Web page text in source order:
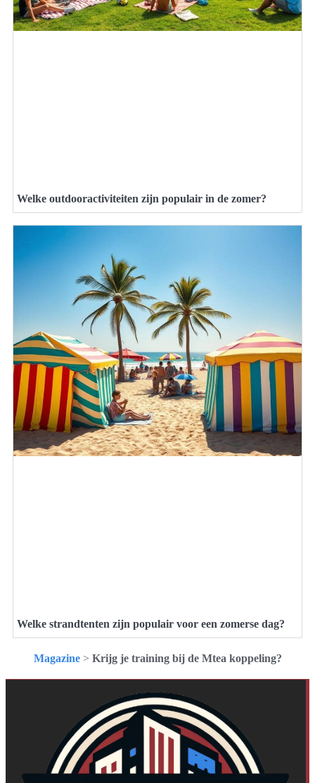
Welke outdooractiviteiten zijn populair in de zomer?
Welke strandtenten zijn populair voor een zomerse dag?
Magazine> Krijg je training bij de Mtea koppeling?